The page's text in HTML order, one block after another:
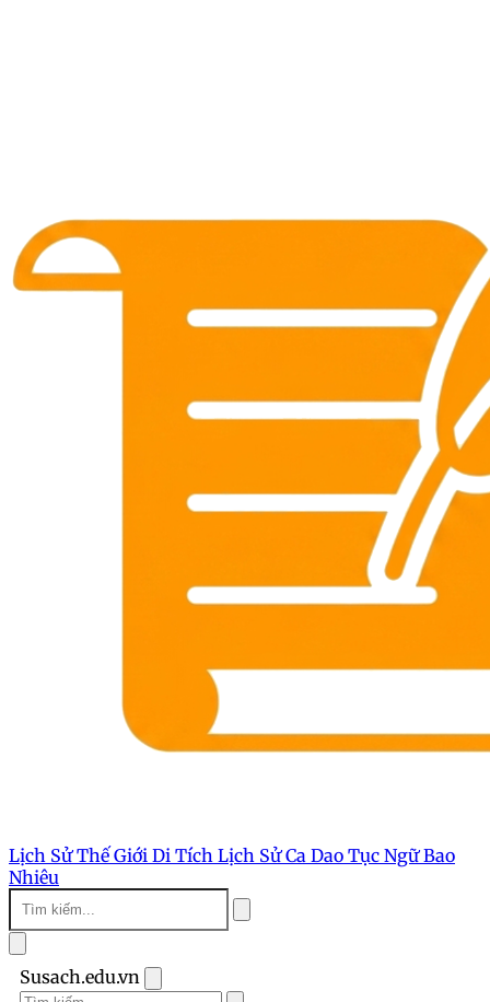
Lịch Sử Thế Giới Di Tích Lịch SửCa Dao Tục NgữBao
Nhiêu
Susach.edu.vn